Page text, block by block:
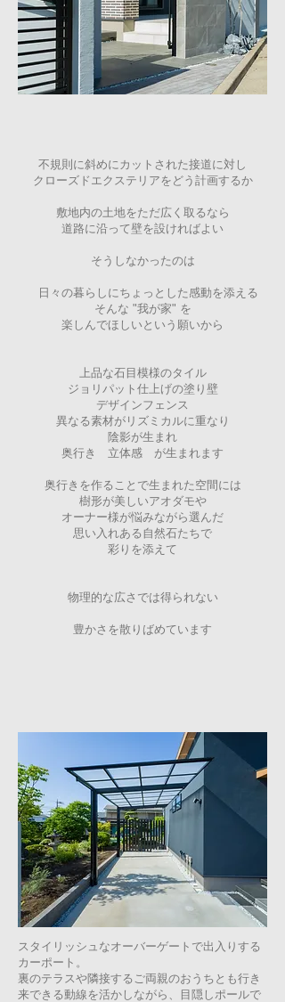
不規則に斜めにカットされた接道に対し
クローズドエクステリアをどう計画するか
敷地内の土地をただ広く取るなら
道路に沿って壁を設ければよい
そうしなかったのは
日々の暮らしにちょっとした感動を添える
そんな "我が家" を
楽しんでほしいという願いから
上品な石目模様のタイル
ジョリパット仕上げの塗り壁
デザインフェンス
異なる素材がリズミカルに重なり
陰影が生まれ
奥行き 立体感 が生まれます
奥行きを作ることで生まれた空間には
樹形が美しいアオダモや
オーナー様が悩みながら選んだ
思い入れある自然石たちで
彩りを添えて
物理的な広さでは得られない
豊かさを散りばめています
スタイリッシュなオーバーゲートで出入りする
カーポート。
裏のテラスや隣接するご両親のおうちとも行き
来できる動線を活かしながら、目隠しポールで